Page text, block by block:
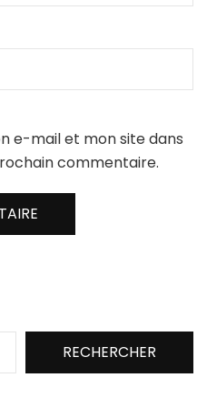
e-mail et mon site dans
commentaire.
RECHERCHER